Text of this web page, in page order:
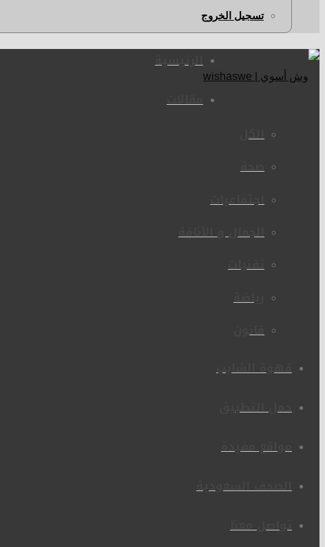
تسجيل الخروج
الرئيسية
مقالات
الكل
صحة
اجتماعيات
الجمال و الأناقة
تقنيات
رياضة
قانون
قهوة الشايب
حمل التطبيق
مواقع مفيدة
الصحف السعودية
تواصل معنا